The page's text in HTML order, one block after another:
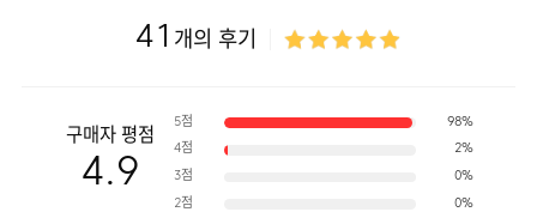
41 개의 후기
구매자 평점
4.9
5점 98%
4점 2%
3점 0%
2점 0%